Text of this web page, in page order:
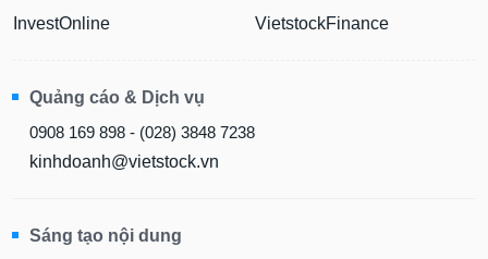
InvestOnline
VietstockFinance
Quảng cáo & Dịch vụ
0908 169 898 - (028) 3848 7238
kinhdoanh@vietstock.vn
Sáng tạo nội dung